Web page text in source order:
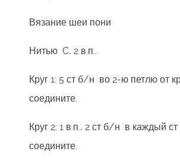
Вязание шеи пони
Нитью C, 2 в.п..
Круг 1: 5 ст б/н во 2-ю петлю от
соедините.
Круг 2: 1 в.п., 2 ст б/н в каждый
соедините.